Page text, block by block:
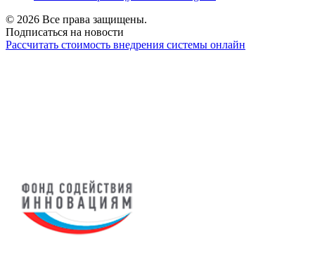
© 2026 Все права защищены.
Подписаться на новости
Рассчитать стоимость внедрения системы онлайн